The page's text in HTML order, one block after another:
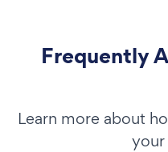
Frequently
Learn more about
your